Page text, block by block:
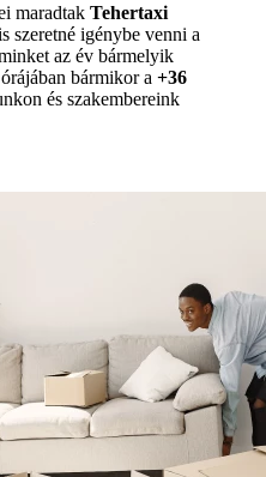
maradtak Tehertaxi
szeretné igénybe venni a
az év bármelyik
órájában bármikor a +36
és szakembereink